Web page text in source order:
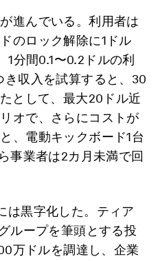
進んでいる。利用者は
のロック解除に1ドル
1分間0.1〜0.2ドルの利
き収入を試算すると、30
として、最大20ドル近
オで、さらにコストが
、電動キックボード1台
事業者は2カ月未満で回
は黒字化した。ティア
ループを筆頭とする投
万ドルを調達し、企業